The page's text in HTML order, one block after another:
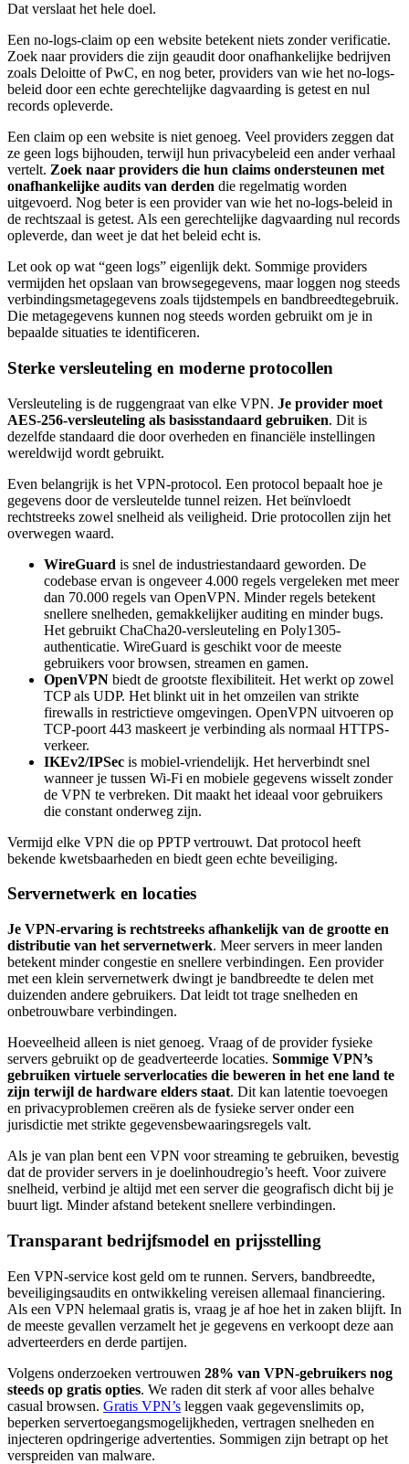
Dat verslaat het hele doel.
Een no-logs-claim op een website betekent niets zonder verificatie.
Zoek naar providers die zijn geaudit door onafhankelijke bedrijven
zoals Deloitte of PwC, en nog beter, providers van wie het no-logs-
beleid door een echte gerechtelijke dagvaarding is getest en nul
records opleverde.
Een claim op een website is niet genoeg. Veel providers zeggen dat
ze geen logs bijhouden, terwijl hun privacybeleid een ander verhaal
vertelt. Zoek naar providers die hun claims ondersteunen met
onafhankelijke audits van derden die regelmatig worden
uitgevoerd. Nog beter is een provider van wie het no-logs-beleid in
de rechtszaal is getest. Als een gerechtelijke dagvaarding nul records
opleverde, dan weet je dat het beleid echt is.
Let ook op wat “geen logs” eigenlijk dekt. Sommige providers
vermijden het opslaan van browsegegevens, maar loggen nog steeds
verbindingsmetagegevens zoals tijdstempels en bandbreedtegebruik.
Die metagegevens kunnen nog steeds worden gebruikt om je in
bepaalde situaties te identificeren.
Sterke versleuteling en moderne protocollen
Versleuteling is de ruggengraat van elke VPN. Je provider moet
AES-256-versleuteling als basisstandaard gebruiken. Dit is
dezelfde standaard die door overheden en financiële instellingen
wereldwijd wordt gebruikt.
Even belangrijk is het VPN-protocol. Een protocol bepaalt hoe je
gegevens door de versleutelde tunnel reizen. Het beïnvloedt
rechtstreeks zowel snelheid als veiligheid. Drie protocollen zijn het
overwegen waard.
WireGuard is snel de industriestandaard geworden. De
codebase ervan is ongeveer 4.000 regels vergeleken met meer
dan 70.000 regels van OpenVPN. Minder regels betekent
snellere snelheden, gemakkelijker auditing en minder bugs.
Het gebruikt ChaCha20-versleuteling en Poly1305-
authenticatie. WireGuard is geschikt voor de meeste
gebruikers voor browsen, streamen en gamen.
OpenVPN biedt de grootste flexibiliteit. Het werkt op zowel
TCP als UDP. Het blinkt uit in het omzeilen van strikte
firewalls in restrictieve omgevingen. OpenVPN uitvoeren op
TCP-poort 443 maskeert je verbinding als normaal HTTPS-
verkeer.
IKEv2/IPSec is mobiel-vriendelijk. Het herverbindt snel
wanneer je tussen Wi-Fi en mobiele gegevens wisselt zonder
de VPN te verbreken. Dit maakt het ideaal voor gebruikers
die constant onderweg zijn.
Vermijd elke VPN die op PPTP vertrouwt. Dat protocol heeft
bekende kwetsbaarheden en biedt geen echte beveiliging.
Servernetwerk en locaties
Je VPN-ervaring is rechtstreeks afhankelijk van de grootte en
distributie van het servernetwerk. Meer servers in meer landen
betekent minder congestie en snellere verbindingen. Een provider
met een klein servernetwerk dwingt je bandbreedte te delen met
duizenden andere gebruikers. Dat leidt tot trage snelheden en
onbetrouwbare verbindingen.
Hoeveelheid alleen is niet genoeg. Vraag of de provider fysieke
servers gebruikt op de geadverteerde locaties. Sommige VPN’s
gebruiken virtuele serverlocaties die beweren in het ene land te
zijn terwijl de hardware elders staat. Dit kan latentie toevoegen
en privacyproblemen creëren als de fysieke server onder een
jurisdictie met strikte gegevensbewaaringsregels valt.
Als je van plan bent een VPN voor streaming te gebruiken, bevestig
dat de provider servers in je doelinhoudregio’s heeft. Voor zuivere
snelheid, verbind je altijd met een server die geografisch dicht bij je
buurt ligt. Minder afstand betekent snellere verbindingen.
Transparant bedrijfsmodel en prijsstelling
Een VPN-service kost geld om te runnen. Servers, bandbreedte,
beveiligingsaudits en ontwikkeling vereisen allemaal financiering.
Als een VPN helemaal gratis is, vraag je af hoe het in zaken blijft. In
de meeste gevallen verzamelt het je gegevens en verkoopt deze aan
adverteerders en derde partijen.
Volgens onderzoeken vertrouwen 28% van VPN-gebruikers nog
steeds op gratis opties. We raden dit sterk af voor alles behalve
casual browsen. Gratis VPN’s leggen vaak gegevenslimits op,
beperken servertoegangsmogelijkheden, vertragen snelheden en
injecteren opdringerige advertenties. Sommigen zijn betrapt op het
verspreiden van malware.